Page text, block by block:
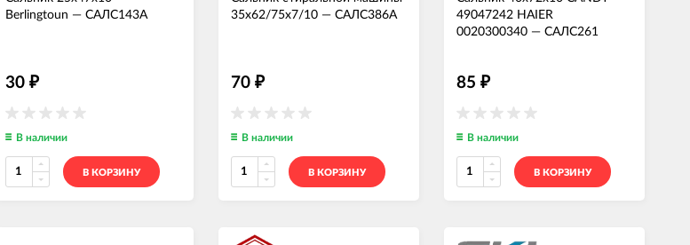
Berlingtoun — САЛС143А
30 ₽
В наличии
В КОРЗИНУ
35x62/75x7/10 — САЛС386А
70 ₽
В наличии
В КОРЗИНУ
49047242 HAIER
0020300340 — САЛС261
85 ₽
В наличии
В КОРЗИНУ